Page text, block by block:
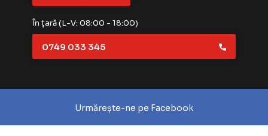
În țară (L-V: 08:00 - 18:00)
0749 033 345
Urmărește-ne pe Facebook